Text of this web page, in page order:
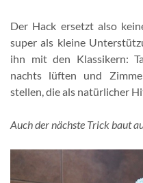
Der Hack ersetzt also
super als kleine
ihn mit den Klassikern:
nachts lüften und
stellen, die als natürlicher
Auch der nächste Trick baut